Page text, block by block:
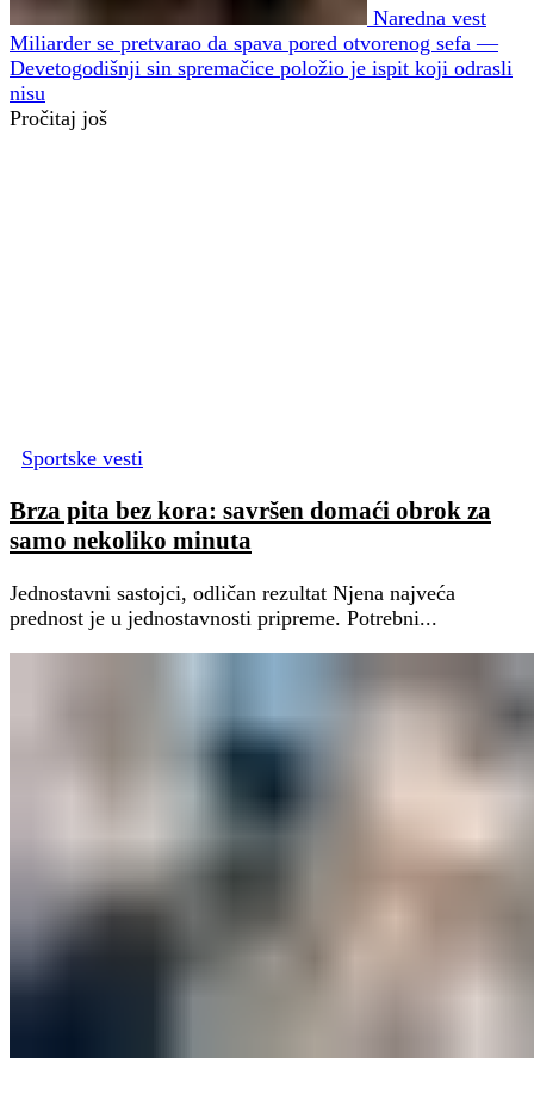
Naredna vest
Miliarder se pretvarao da spava pored otvorenog sefa —
Devetogodišnji sin spremačice položio je ispit koji odrasli
nisu
Pročitaj još
Sportske vesti
Brza pita bez kora: savršen domaći obrok za
samo nekoliko minuta
Jednostavni sastojci, odličan rezultat Njena najveća
prednost je u jednostavnosti pripreme. Potrebni...